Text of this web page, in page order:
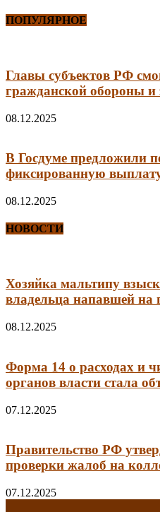
ПОПУЛЯРНОЕ
Главы субъектов РФ
гражданской обороны и
08.12.2025
В Госдуме предложили
фиксированную
08.12.2025
НОВОСТИ
Хозяйка мальтипу
владельца напавшей на
08.12.2025
Форма 14 о расходах и
органов власти стала
07.12.2025
Правительство РФ
проверки жалоб на
07.12.2025